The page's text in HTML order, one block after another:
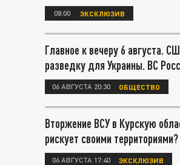
08:00 ЭКСКЛЮЗИВ
Главное к вечеру 6 августа.
разведку для Украины. ВС
06 АВГУСТА 20:30 ОБЩЕСТВО
Вторжение ВСУ в Курскую
рискует своими территориями?
06 АВГУСТА 17:40 ЭКСКЛЮЗИВ